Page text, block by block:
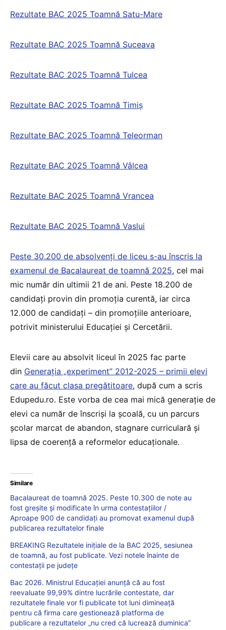
Rezultate BAC 2025 Toamnă Satu-Mare
Rezultate BAC 2025 Toamnă Suceava
Rezultate BAC 2025 Toamnă Tulcea
Rezultate BAC 2025 Toamnă Timiș
Rezultate BAC 2025 Toamnă Teleorman
Rezultate BAC 2025 Toamnă Vâlcea
Rezultate BAC 2025 Toamnă Vrancea
Rezultate BAC 2025 Toamnă Vaslui
Peste 30.200 de absolvenți de liceu s-au înscris la
examenul de Bacalaureat de toamnă 2025, cel mai
mic număr din ultimii 21 de ani. Peste 18.200 de
candidați provin din promoţia curentă, iar circa
12.000 de candidați – din promoţiile anterioare,
potrivit ministerului Educației și Cercetării.
Elevii care au absolvit liceul în 2025 fac parte
din Generația „experiment” 2012-2025 – primii elevi
care au făcut clasa pregătitoare, după cum a scris
Edupedu.ro. Este vorba de cea mai mică generație de
elevi ca număr de înscriși la școală, cu un parcurs
școlar marcat de abandon, stagnare curriculară și
lipsa de coerență a reformelor educaționale.
Similare
Bacalaureat de toamnă 2025. Peste 10.300 de note au
fost greșite și modificate în urma contestațiilor /
Aproape 900 de candidați au promovat examenul după
publicarea rezultatelor finale
BREAKING Rezultatele inițiale de la BAC 2025, sesiunea
de toamnă, au fost publicate. Vezi notele înainte de
contestații pe județe
Bac 2026. Ministrul Educației anunță că au fost
reevaluate 99,99% dintre lucrările contestate, dar
rezultatele finale vor fi publicate tot luni dimineață
pentru că firma care gestionează platforma de
publicare a rezultatelor „nu cred că lucrează duminica”